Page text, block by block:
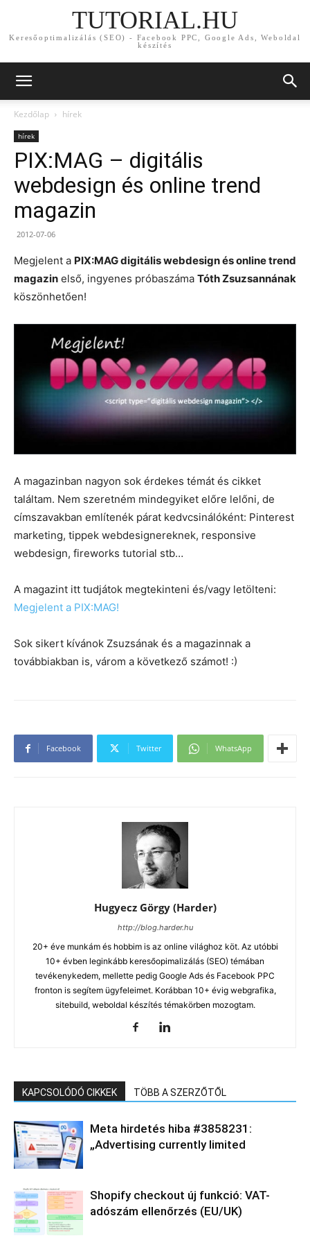
TUTORIAL.HU
Keresőoptimalizálás (SEO) - Facebook PPC, Google Ads, Weboldal
készítés
Kezdőlap hírek
hírek
PIX:MAG – digitális
webdesign és online trend
magazin
2012-07-06
Megjelent a PIX:MAG digitális webdesign és online trend
magazin első, ingyenes próbaszáma Tóth Zsuzsannának
köszönhetően!
A magazinban nagyon sok érdekes témát és cikket
találtam. Nem szeretném mindegyiket előre lelőni, de
címszavakban említenék párat kedvcsinálóként: Pinterest
marketing, tippek webdesignereknek, responsive
webdesign, fireworks tutorial stb…
A magazint itt tudjátok megtekinteni és/vagy letölteni:
Megjelent a PIX:MAG!
Sok sikert kívánok Zsuzsának és a magazinnak a
továbbiakban is, várom a következő számot! :)
Facebook Twitter WhatsApp
Hugyecz Görgy (Harder)
http://blog.harder.hu
20+ éve munkám és hobbim is az online világhoz köt. Az utóbbi
10+ évben leginkább keresőopimalizálás (SEO) témában
tevékenykedem, mellette pedig Google Ads és Facebook PPC
fronton is segítem ügyfeleimet. Korábban 10+ évig webgrafika,
sitebuild, weboldal készítés témakörben mozogtam.
KAPCSOLÓDÓ CIKKEK TÖBB A SZERZŐTŐL
Meta hirdetés hiba #3858231:
„Advertising currently limited
Shopify checkout új funkció: VAT-
adószám ellenőrzés (EU/UK)